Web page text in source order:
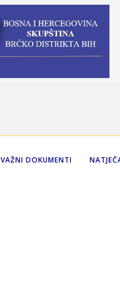
VAŽNI DOKUMENTI